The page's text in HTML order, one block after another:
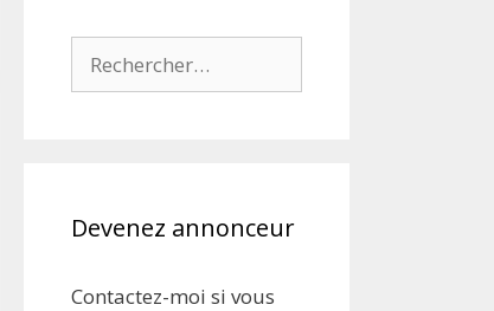
Devenez annonceur
Contactez-moi si vous